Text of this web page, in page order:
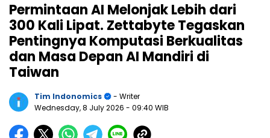
Permintaan AI Melonjak Lebih dari
300 Kali Lipat. Zettabyte Tegaskan
Pentingnya Komputasi Berkualitas
dan Masa Depan AI Mandiri di
Taiwan
Tim Indonomics
- Writer
Wednesday, 8 July 2026 - 09:40 WIB